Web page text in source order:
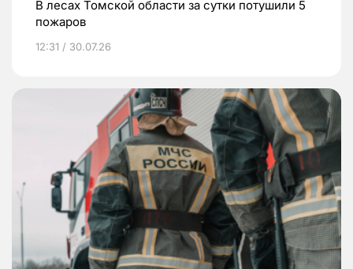
В лесах Томской области за сутки потушили 5
пожаров
12:31 / 30.07.26